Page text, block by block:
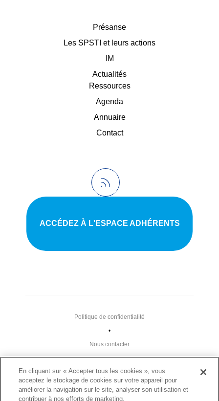
Présanse
Les SPSTI et leurs actions
IM
Actualités
Ressources
Agenda
Annuaire
Contact
ACCÉDEZ À L'ESPACE ADHÉRENTS
Plan du site
Liens utiles
•
Nous contacter
•
Politique de confidentialité
En cliquant sur « Accepter tous les cookies », vous
acceptez le stockage de cookies sur votre appareil pour
améliorer la navigation sur le site, analyser son utilisation et
contribuer à nos efforts de marketing.